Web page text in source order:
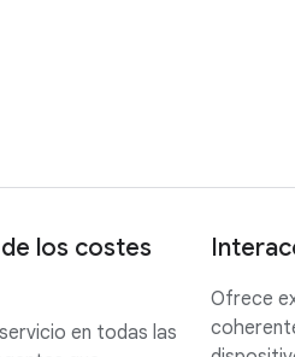
los costes
en todas las
Ofrece